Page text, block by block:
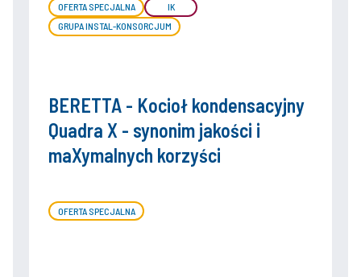
OFERTA SPECJALNA
IK
GRUPA INSTAL-KONSORCJUM
BERETTA - Kocioł kondensacyjny
Quadra X - synonim jakości i
maXymalnych korzyści
OFERTA SPECJALNA